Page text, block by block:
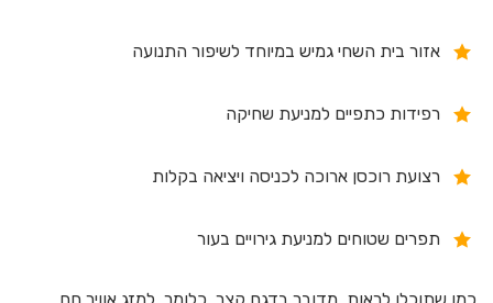
אזור בית השחי גמיש במיוחד לשיפור התנועה
רפידות כתפיים למניעת שחיקה
רצועת רוכסן ארוכה לכניסה ויציאה בקלות
תפרים שטוחים למניעת גירויים בעור